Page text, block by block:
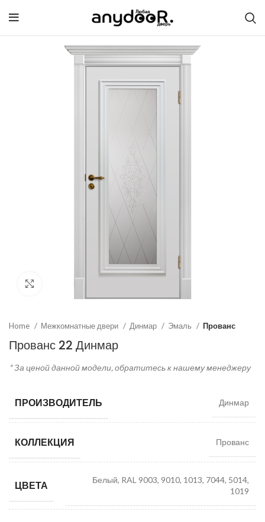
Home Межкомнатные двери Динмар Эмаль Прованс
Прованс 22 Динмар
* За ценой данной модели, обратитесь к нашему менеджеру
ПРОИЗВОДИТЕЛЬ Динмар
КОЛЛЕКЦИЯ Прованс
ЦВЕТА
Белый, RAL 9003, 9010, 1013, 7044, 5014,
1019